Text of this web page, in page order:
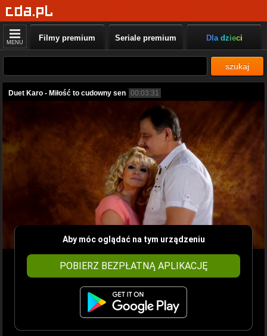
MENU Filmy premium Seriale premium Dla dzieci
szukaj
Duet Karo - Miłość to cudowny sen 00:03:31
Aby móc oglądać na tym urządzeniu
POBIERZ BEZPŁATNĄ APLIKACJĘ